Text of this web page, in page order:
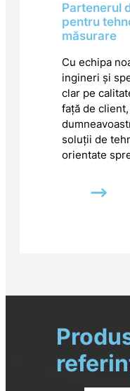
Partenerul
pentru
măsurare
Cu echipa
ingineri și
clar pe
față de
soluții de
orientate